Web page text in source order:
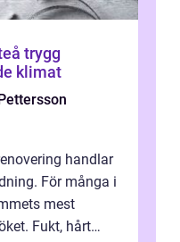
klimat
handlar
För många i
mest
Fukt, hårt